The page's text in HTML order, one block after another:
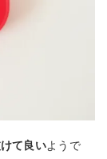
て良いようで